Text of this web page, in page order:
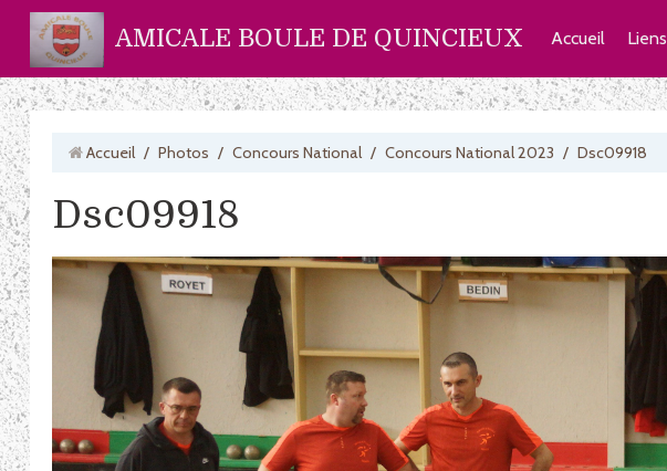
AMICALE BOULE DE QUINCIEUX Accueil Liens
Accueil / Photos / Concours National / Concours National 2023 / Dsc09918
Dsc09918